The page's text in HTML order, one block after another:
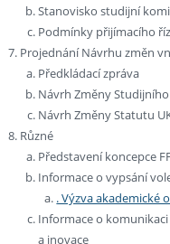
Stanovisko studijní
Podmínky přijímacího
Projednání Návrhu změn
Předkládací zpráva
Návrh Změny
Návrh Změny Statutu
Různé
Představení koncepce
Informace o vypsání
. Výzva akademické
Informace o
a inovace